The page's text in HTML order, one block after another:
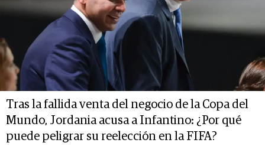
Tras la fallida venta del negocio de la Copa del
Mundo, Jordania acusa a Infantino: ¿Por qué
puede peligrar su reelección en la FIFA?